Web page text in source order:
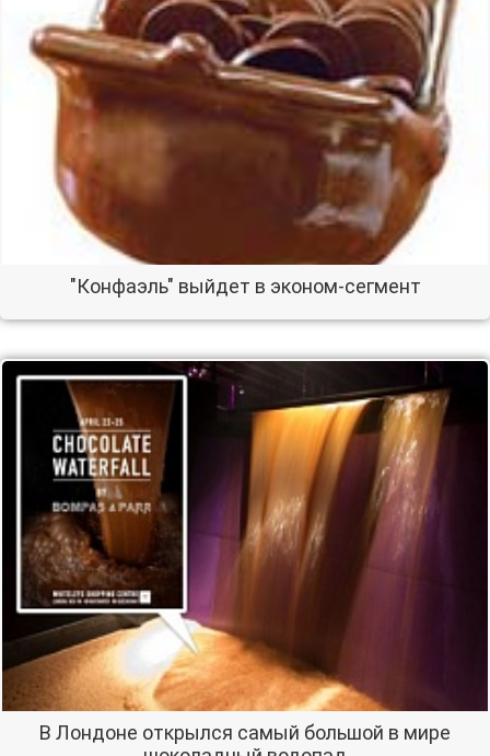
"Конфаэль" выйдет в эконом-сегмент
В Лондоне открылся самый большой в мире